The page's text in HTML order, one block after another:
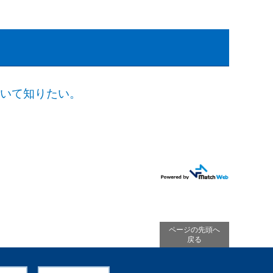
て知りたい。
ページの先頭へ
戻る